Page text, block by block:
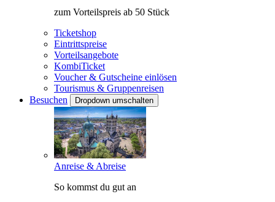
zum Vorteilspreis ab 50 Stück
Ticketshop
Eintrittspreise
Vorteilsangebote
KombiTicket
Voucher & Gutscheine einlösen
Tourismus & Gruppenreisen
Besuchen
Dropdown umschalten
Anreise & Abreise
So kommst du gut an